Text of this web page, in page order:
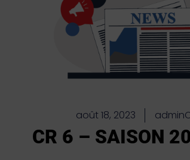
août 18, 2023
CR 6 – SAISON